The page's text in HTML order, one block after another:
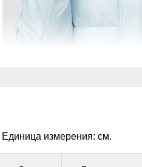
Всегда под рукой:
Единица измерения: см.